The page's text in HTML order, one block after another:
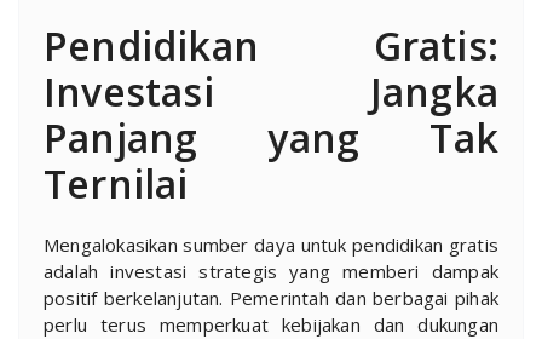
Pendidikan Gratis:
Investasi Jangka
Panjang yang Tak
Ternilai
Mengalokasikan sumber daya untuk pendidikan gratis
adalah investasi strategis yang memberi dampak
positif berkelanjutan. Pemerintah dan berbagai pihak
perlu terus memperkuat kebijakan dan dukungan